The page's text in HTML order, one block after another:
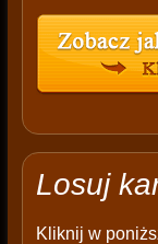
Losuj
Kliknij w